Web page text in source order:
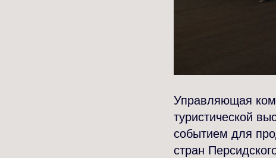
Управляющая
туристической
событием для
стран